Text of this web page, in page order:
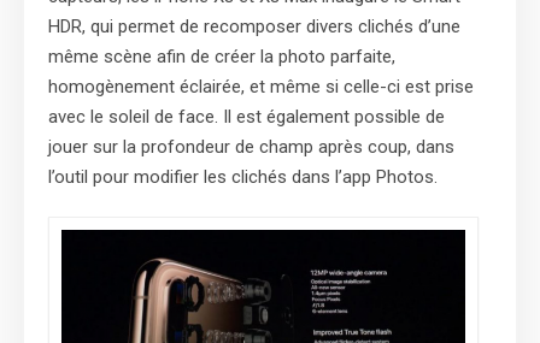
HDR, qui permet de recomposer divers clichés d’une
même scène afin de créer la photo parfaite,
homogènement éclairée, et même si celle-ci est prise
avec le soleil de face. Il est également possible de
jouer sur la profondeur de champ après coup, dans
l’outil pour modifier les clichés dans l’app Photos.